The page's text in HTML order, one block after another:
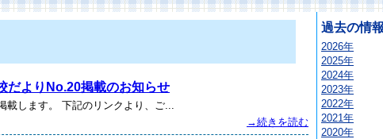
よりNo.20掲載のお知らせ
します。 下記のリンクより、ご...
→続きを読む
過去の情報
2026年
2025年
2024年
2023年
2022年
2021年
2020年